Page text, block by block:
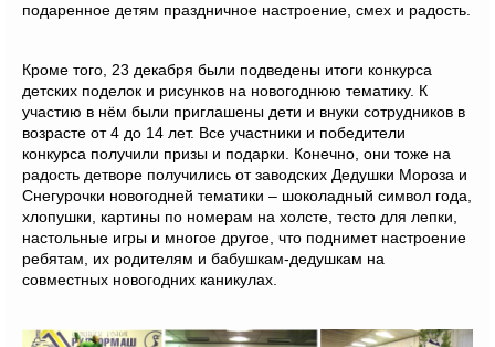
подаренное детям праздничное настроение, смех и радость.
Кроме того, 23 декабря были подведены итоги конкурса
детских поделок и рисунков на новогоднюю тематику. К
участию в нём были приглашены дети и внуки сотрудников в
возрасте от 4 до 14 лет. Все участники и победители
конкурса получили призы и подарки. Конечно, они тоже на
радость детворе получились от заводских Дедушки Мороза и
Снегурочки новогодней тематики – шоколадный символ года,
хлопушки, картины по номерам на холсте, тесто для лепки,
настольные игры и многое другое, что поднимет настроение
ребятам, их родителям и бабушкам-дедушкам на
совместных новогодних каникулах.